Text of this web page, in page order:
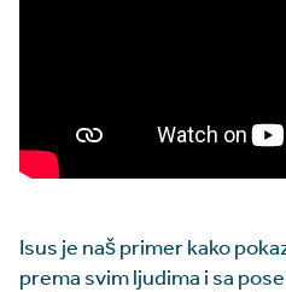
Isus je naš primer kako
prema svim ljudima i sa